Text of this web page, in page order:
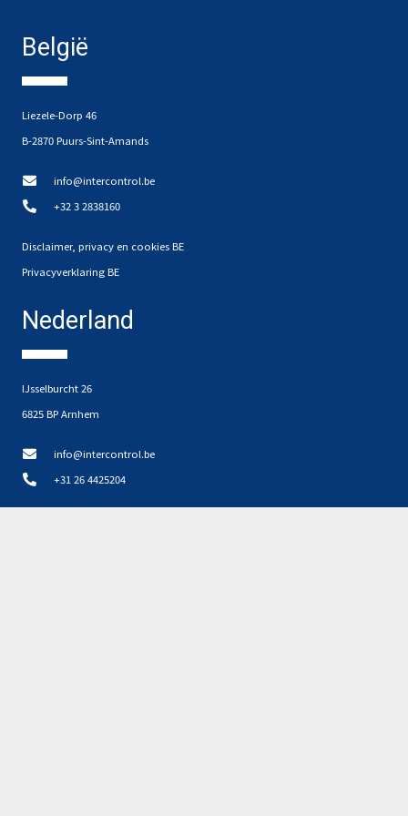
België
Liezele-Dorp 46
B-2870 Puurs-Sint-Amands
info@intercontrol.be
+32 3 2838160
Disclaimer, privacy en cookies BE
Privacyverklaring BE
Nederland
IJsselburcht 26
6825 BP Arnhem
info@intercontrol.be
+31 26 4425204